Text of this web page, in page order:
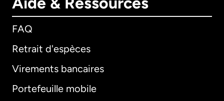
FAQ
Retrait d'espèces
Virements bancaires
Portefeuille mobile